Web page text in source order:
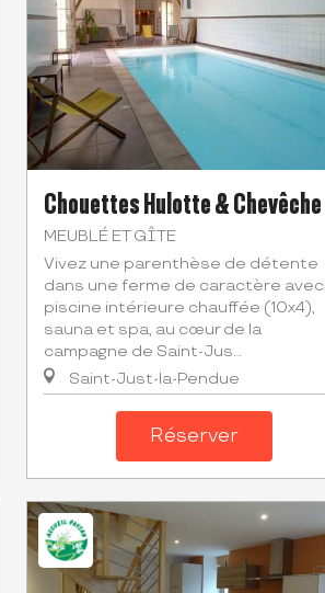
Chouettes Hulotte & Chevêche
MEUBLÉ ET GÎTE
Vivez une parenthèse de détente
dans une ferme de caractère avec
piscine intérieure chauffée (10x4),
sauna et spa, au cœur de la
campagne de Saint-Jus...
Saint-Just-la-Pendue
Réserver